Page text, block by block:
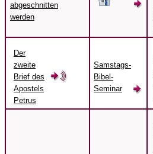
abgeschnitten
werden
Der
zweite
Brief des
Apostels
Petrus
Samstags-
Bibel-
Seminar